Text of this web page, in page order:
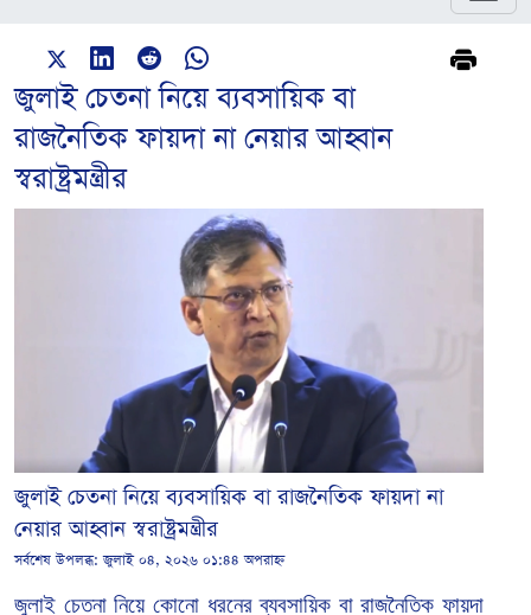
জুলাই চেতনা নিয়ে ব্যবসায়িক বা
রাজনৈতিক ফায়দা না নেয়ার আহ্বান
স্বরাষ্ট্রমন্ত্রীর
জুলাই চেতনা নিয়ে ব্যবসায়িক বা রাজনৈতিক ফায়দা না
নেয়ার আহ্বান স্বরাষ্ট্রমন্ত্রীর
সর্বশেষ উপলব্ধ:জুলাই ০৪, ২০২৬ ০১:৪৪ অপরাহ্ন
জুলাই চেতনা নিয়ে কোনো ধরনের ব্যবসায়িক বা রাজনৈতিক ফায়দা